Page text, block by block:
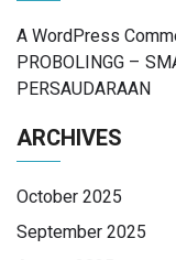
A WordPress
PROBOLINGG –
PERSAUDARAAN
ARCHIVES
October 2025
September 2025